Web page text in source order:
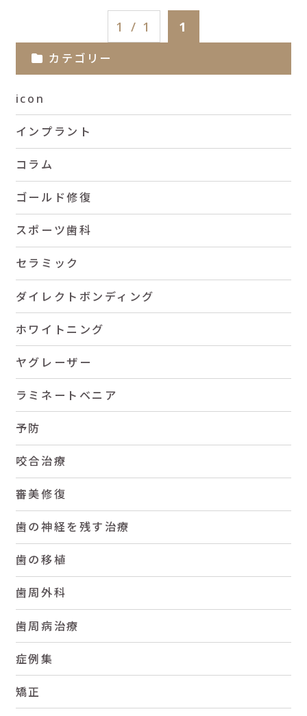
1 / 1 1
カテゴリー
icon
インプラント
コラム
ゴールド修復
スポーツ歯科
セラミック
ダイレクトボンディング
ホワイトニング
ヤグレーザー
ラミネートベニア
予防
咬合治療
審美修復
歯の神経を残す治療
歯の移植
歯周外科
歯周病治療
症例集
矯正